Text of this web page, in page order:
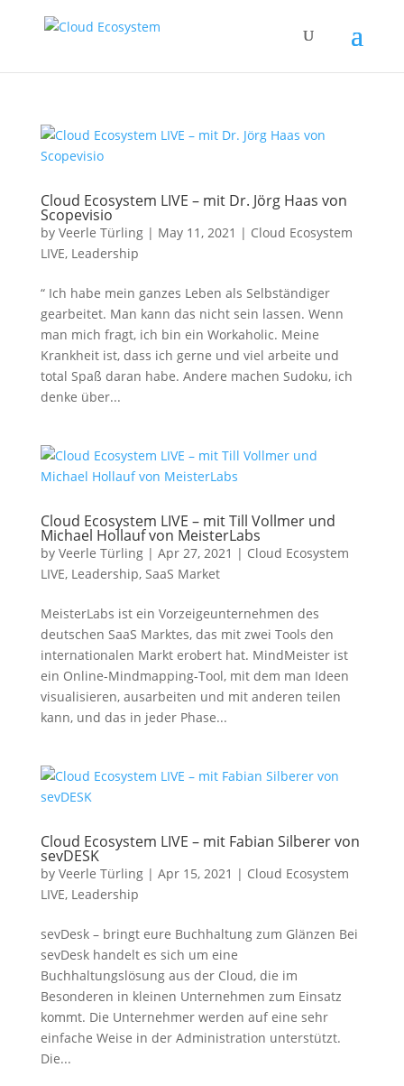
Cloud Ecosystem LIVE – mit Dr. Jörg Haas von
Scopevisio
by Veerle Türling| May 11, 2021 | Cloud Ecosystem
LIVE, Leadership
“ Ich habe mein ganzes Leben als Selbständiger
gearbeitet. Man kann das nicht sein lassen. Wenn
man mich fragt, ich bin ein Workaholic. Meine
Krankheit ist, dass ich gerne und viel arbeite und
total Spaß daran habe. Andere machen Sudoku, ich
denke über...
Cloud Ecosystem LIVE – mit Till Vollmer und
Michael Hollauf von MeisterLabs
by Veerle Türling| Apr 27, 2021 | Cloud Ecosystem
LIVE, Leadership, SaaS Market
MeisterLabs ist ein Vorzeigeunternehmen des
deutschen SaaS Marktes, das mit zwei Tools den
internationalen Markt erobert hat. MindMeister ist
ein Online-Mindmapping-Tool, mit dem man Ideen
visualisieren, ausarbeiten und mit anderen teilen
kann, und das in jeder Phase...
Cloud Ecosystem LIVE – mit Fabian Silberer von
sevDESK
by Veerle Türling| Apr 15, 2021 | Cloud Ecosystem
LIVE, Leadership
sevDesk – bringt eure Buchhaltung zum Glänzen Bei
sevDesk handelt es sich um eine
Buchhaltungslösung aus der Cloud, die im
Besonderen in kleinen Unternehmen zum Einsatz
kommt. Die Unternehmer werden auf eine sehr
einfache Weise in der Administration unterstützt.
Die...